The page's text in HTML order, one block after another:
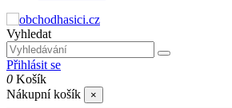
Vyhledat
Přihlásit se
0 Košík
Nákupní košík
×